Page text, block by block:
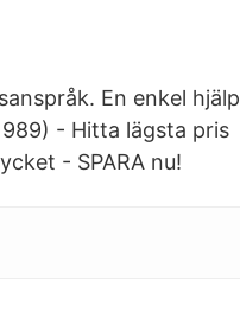
En enkel hjälp
- Hitta lägsta pris
- SPARA nu!